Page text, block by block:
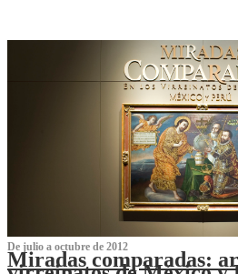
De julio a octubre de 2012
Miradas comparadas: